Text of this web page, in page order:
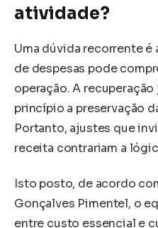
atividade?
Uma dúvida recorrente
de despesas pode
operação. A
princípio a preservação
Portanto, ajustes que
receita contrariam a
Isto posto, de acordo
Gonçalves Pimentel, o
entre custo essencial e